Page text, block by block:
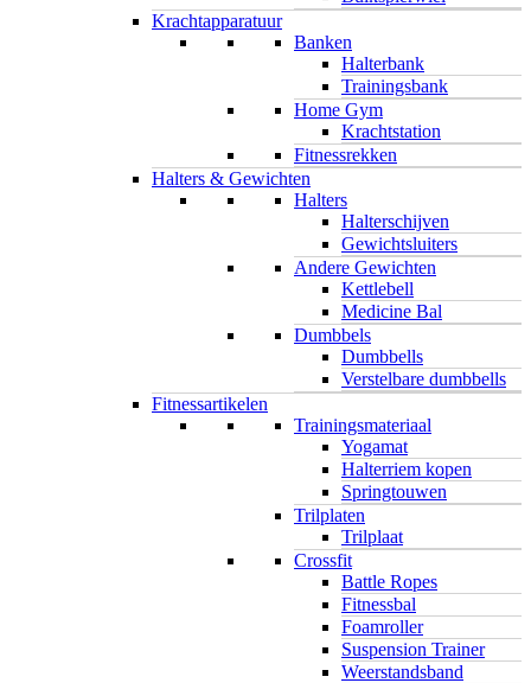
Krachtapparatuur
Banken
Halterbank
Trainingsbank
Home Gym
Krachtstation
Fitnessrekken
Halters & Gewichten
Halters
Halterschijven
Gewichtsluiters
Andere Gewichten
Kettlebell
Medicine Bal
Dumbbels
Dumbbells
Verstelbare dumbbells
Fitnessartikelen
Trainingsmateriaal
Yogamat
Halterriem kopen
Springtouwen
Trilplaten
Trilplaat
Crossfit
Battle Ropes
Fitnessbal
Foamroller
Suspension Trainer
Weerstandsband